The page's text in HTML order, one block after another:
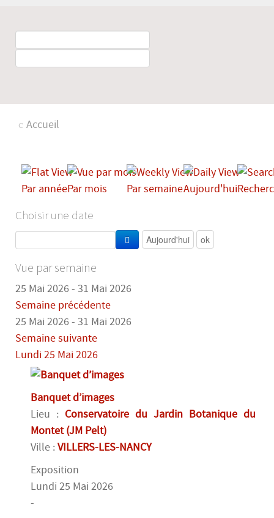
Accueil
Par annéePar mois Par semaineAujourd'hui
Choisir une date
Vue par semaine
25 Mai 2026 - 31 Mai 2026
Semaine précédente
25 Mai 2026 - 31 Mai 2026
Semaine suivante
Lundi 25 Mai 2026
Banquet d’images
Lieu : Conservatoire du Jardin Botanique du
Montet (JM Pelt)
Ville : VILLERS-LES-NANCY
Exposition
Lundi 25 Mai 2026
-